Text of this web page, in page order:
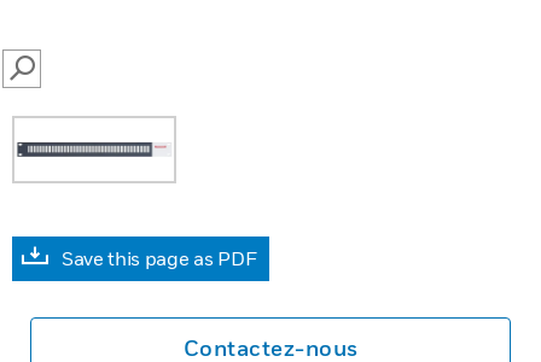
SEARCH
Save this page as PDF
Contactez-nous